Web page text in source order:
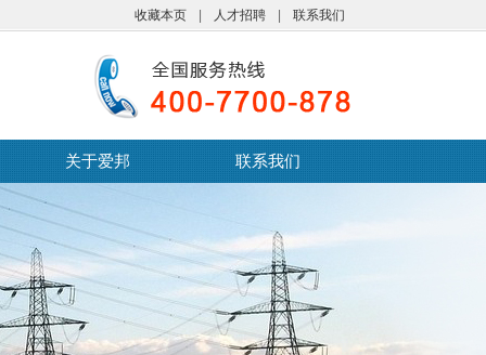
收藏本页 人才招聘 联系我们
关于爱邦 联系我们